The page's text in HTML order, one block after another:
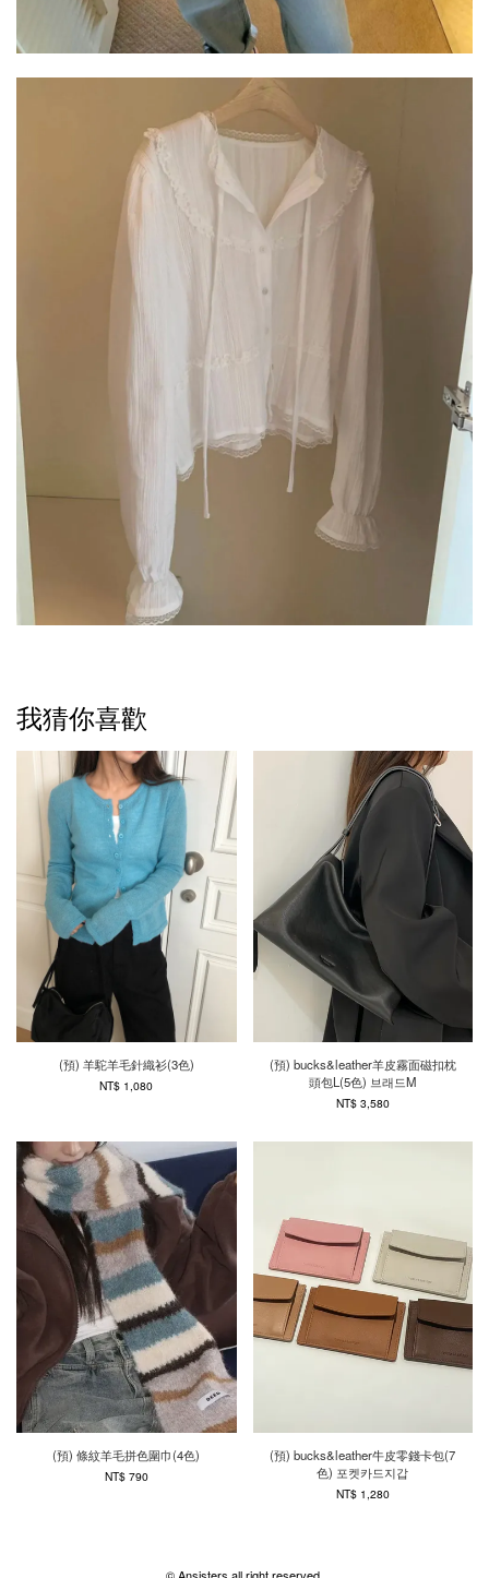
我猜你喜歡
(預) 羊駝羊毛針織衫(3色)
NT$ 1,080
(預) bucks&leather羊皮霧面磁扣枕
頭包L(5色) 브래드M
NT$ 3,580
(預) 條紋羊毛拼色圍巾(4色)
NT$ 790
(預) bucks&leather牛皮零錢卡包(7
色) 포켓카드지갑
NT$ 1,280